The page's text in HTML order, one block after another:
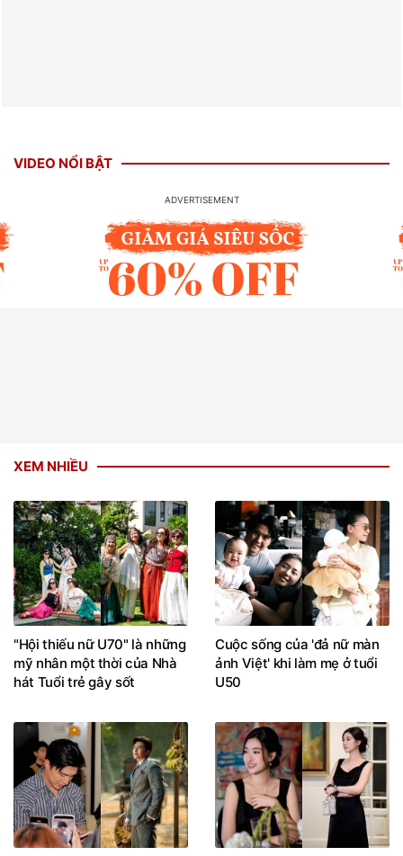
VIDEO NỔI BẬT
XEM NHIỀU
"Hội thiếu nữ U70" là những
mỹ nhân một thời của Nhà
hát Tuổi trẻ gây sốt
Cuộc sống của 'đả nữ màn
ảnh Việt' khi làm mẹ ở tuổi
U50